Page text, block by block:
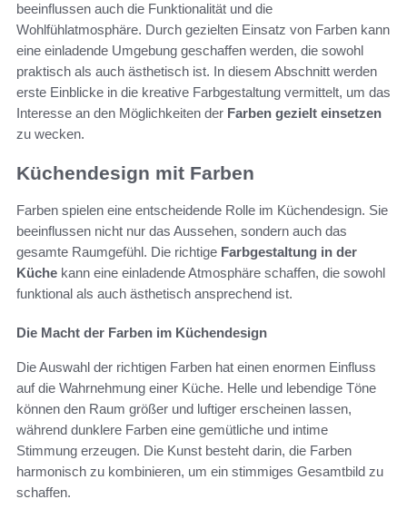
beeinflussen auch die Funktionalität und die
Wohlfühlatmosphäre. Durch gezielten Einsatz von Farben kann
eine einladende Umgebung geschaffen werden, die sowohl
praktisch als auch ästhetisch ist. In diesem Abschnitt werden
erste Einblicke in die kreative Farbgestaltung vermittelt, um das
Interesse an den Möglichkeiten der Farben gezielt einsetzen
zu wecken.
Küchendesign mit Farben
Farben spielen eine entscheidende Rolle im Küchendesign. Sie
beeinflussen nicht nur das Aussehen, sondern auch das
gesamte Raumgefühl. Die richtige Farbgestaltung in der
Küche kann eine einladende Atmosphäre schaffen, die sowohl
funktional als auch ästhetisch ansprechend ist.
Die Macht der Farben im Küchendesign
Die Auswahl der richtigen Farben hat einen enormen Einfluss
auf die Wahrnehmung einer Küche. Helle und lebendige Töne
können den Raum größer und luftiger erscheinen lassen,
während dunklere Farben eine gemütliche und intime
Stimmung erzeugen. Die Kunst besteht darin, die Farben
harmonisch zu kombinieren, um ein stimmiges Gesamtbild zu
schaffen.